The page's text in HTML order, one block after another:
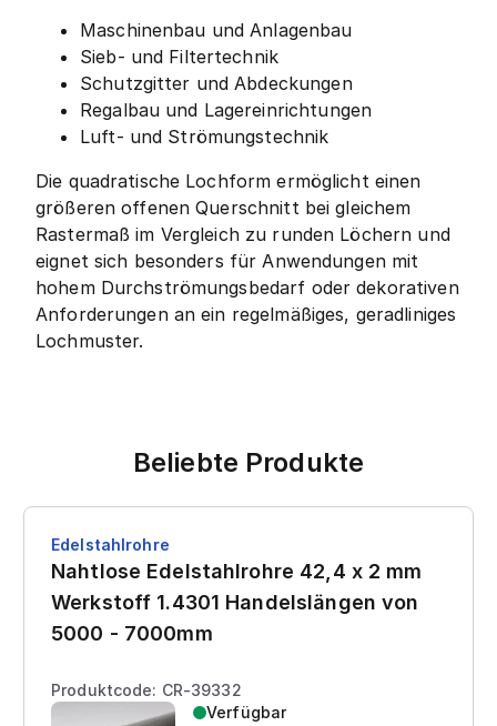
Maschinenbau und Anlagenbau
Sieb- und Filtertechnik
Schutzgitter und Abdeckungen
Regalbau und Lagereinrichtungen
Luft- und Strömungstechnik
Die quadratische Lochform ermöglicht einen
größeren offenen Querschnitt bei gleichem
Rastermaß im Vergleich zu runden Löchern und
eignet sich besonders für Anwendungen mit
hohem Durchströmungsbedarf oder dekorativen
Anforderungen an ein regelmäßiges, geradliniges
Lochmuster.
Beliebte Produkte
Edelstahlrohre
Nahtlose Edelstahlrohre 42,4 x 2 mm
Werkstoff 1.4301 Handelslängen von
5000 - 7000mm
Produktcode: CR-39332
Verfügbar